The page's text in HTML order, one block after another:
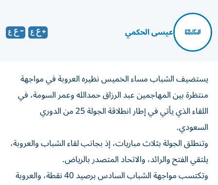
عيسى الحكمي
يستضيف الشباب مساء الخميس نظيره العروبة في مواجهة
منتظرة بين المهاجمين عبد الرزاق حمدالله وعمر السومة، في
اللقاء الذي يأتي في إطار انطلاقة الجولة 25 من الدوري
السعودي.
وتنطلق الجولة بثلاث مباريات، إذ بجانب لقاء الشباب والعروبة،
يلتقي الفتح والرائد، والاتحاد المتصدر بالرياض.
وتكتسب مواجهة الشباب السادس برصيد 40 نقطة، والعروبة